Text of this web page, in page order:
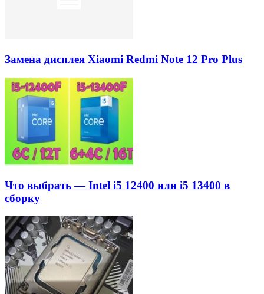
Замена дисплея Xiaomi Redmi Note 12 Pro Plus
Что выбрать — Intel i5 12400 или i5 13400 в
сборку